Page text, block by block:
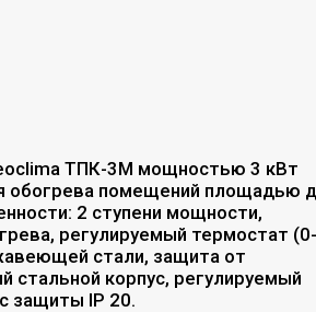
ТПК-3М мощностью 3 кВт
обогрева помещений площадью
2 ступени мощности,
регулируемый термостат (0-
стали, защита от
стальной корпус, регулируемый
защиты IP 20.